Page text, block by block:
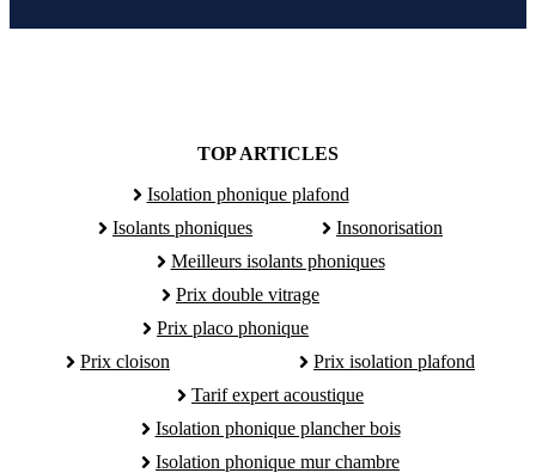
TOP ARTICLES
Isolation phonique plafond
Isolants phoniques
Insonorisation
Meilleurs isolants phoniques
Prix double vitrage
Prix placo phonique
Prix cloison
Prix isolation plafond
Tarif expert acoustique
Isolation phonique plancher bois
Isolation phonique mur chambre